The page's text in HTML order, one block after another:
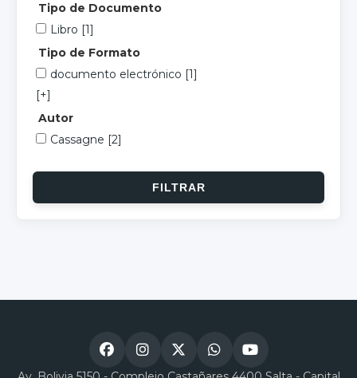
Tipo de Documento
Libro [1]
Tipo de Formato
documento electrónico [1]
[+]
Autor
Cassagne [2]